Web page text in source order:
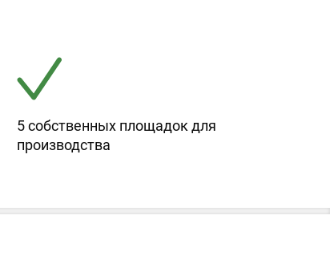
5 собственных площадок для
производства